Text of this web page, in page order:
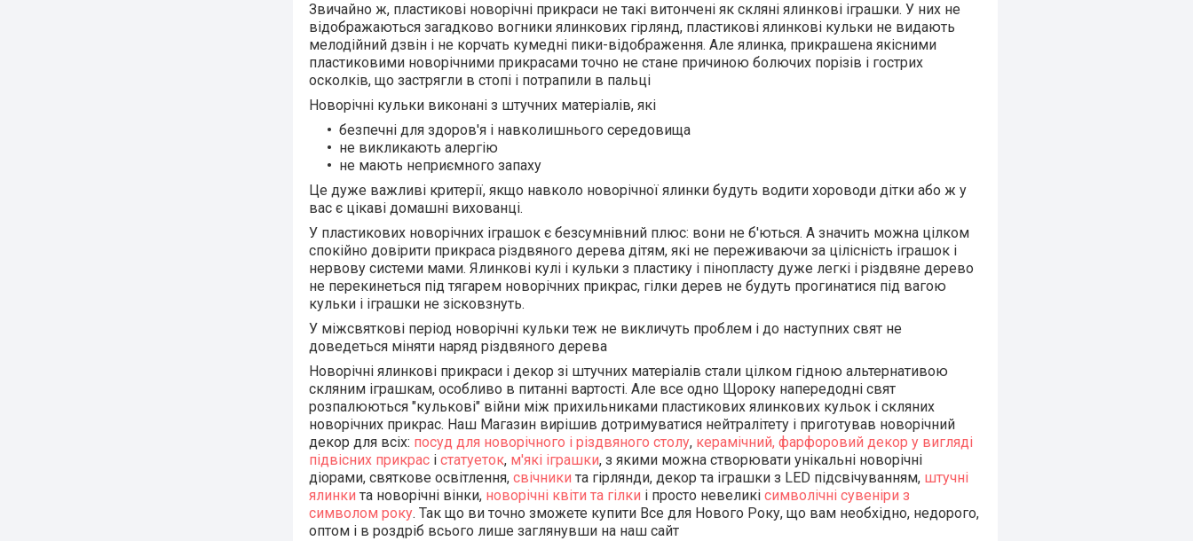
Звичайно ж, пластикові новорічні прикраси не такі витончені як скляні ялинкові іграшки. У них не
відображаються загадково вогники ялинкових гірлянд, пластикові ялинкові кульки не видають
мелодійний дзвін і не корчать кумедні пики-відображення. Але ялинка, прикрашена якісними
пластиковими новорічними прикрасами точно не стане причиною болючих порізів і гострих
осколків, що застрягли в стопі і потрапили в пальці
Новорічні кульки виконані з штучних матеріалів, які
безпечні для здоров'я і навколишнього середовища
не викликають алергію
не мають неприємного запаху
Це дуже важливі критерії, якщо навколо новорічної ялинки будуть водити хороводи дітки або ж у
вас є цікаві домашні вихованці.
У пластикових новорічних іграшок є безсумнівний плюс: вони не б'ються. А значить можна цілком
спокійно довірити прикраса різдвяного дерева дітям, які не переживаючи за цілісність іграшок і
нервову системи мами. Ялинкові кулі і кульки з пластику і пінопласту дуже легкі і різдвяне дерево
не перекинеться під тягарем новорічних прикрас, гілки дерев не будуть прогинатися під вагою
кульки і іграшки не зісковзнуть.
У міжсвяткові період новорічні кульки теж не викличуть проблем і до наступних свят не
доведеться міняти наряд різдвяного дерева
Новорічні ялинкові прикраси і декор зі штучних матеріалів стали цілком гідною альтернативою
скляним іграшкам, особливо в питанні вартості. Але все одно Щороку напередодні свят
розпалюються "кулькові" війни між прихильниками пластикових ялинкових кульок і скляних
новорічних прикрас. Наш Магазин вирішив дотримуватися нейтралітету і приготував новорічний
декор для всіх: посуд для новорічного і різдвяного столу, керамічний, фарфоровий декор у вигляді
підвісних прикрас і статуеток, м'які іграшки, з якими можна створювати унікальні новорічні
діорами, святкове освітлення, свічники та гірлянди, декор та іграшки з LED підсвічуванням, штучні
ялинки та новорічні вінки, новорічні квіти та гілки і просто невеликі символічні сувеніри з
символом року. Так що ви точно зможете купити Все для Нового Року, що вам необхідно, недорого,
оптом і в роздріб всього лише заглянувши на наш сайт